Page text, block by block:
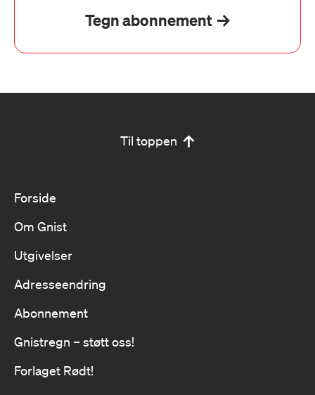
Tegn abonnement
Til toppen
Forside
Om Gnist
Utgivelser
Adresseendring
Abonnement
Gnistregn – støtt oss!
Forlaget Rødt!